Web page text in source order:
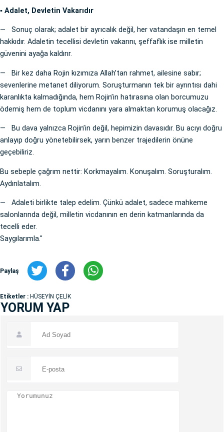
▪️ Adalet, Devletin Vakarıdır
— Sonuç olarak; adalet bir ayrıcalık değil, her vatandaşın en temel
hakkıdır. Adaletin tecellisi devletin vakarını, şeffaflık ise milletin
güvenini ayağa kaldırır.
— Bir kez daha Rojin kızımıza Allah’tan rahmet, ailesine sabır;
sevenlerine metanet diliyorum. Soruşturmanın tek bir ayrıntısı dahi
karanlıkta kalmadığında, hem Rojin’in hatırasına olan borcumuzu
ödemiş hem de toplum vicdanını yara almaktan korumuş olacağız.
— Bu dava yalnızca Rojin’in değil, hepimizin davasıdır. Bu acıyı doğru
anlayıp doğru yönetebilirsek, yarın benzer trajedilerin önüne
geçebiliriz.
Bu sebeple çağrım nettir: Korkmayalım. Konuşalım. Soruşturalım.
Aydınlatalım.
— Adaleti birlikte talep edelim. Çünkü adalet, sadece mahkeme
salonlarında değil, milletin vicdanının en derin katmanlarında da
tecelli eder.
Saygılarımla."
Paylaş
Etiketler : HÜSEYİN ÇELİK
YORUM YAP